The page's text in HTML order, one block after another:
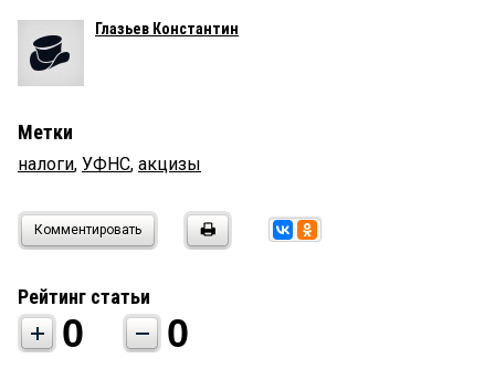
Глазьев Константин
Метки
налоги, УФНС, акцизы
Комментировать
Рейтинг статьи
0 0